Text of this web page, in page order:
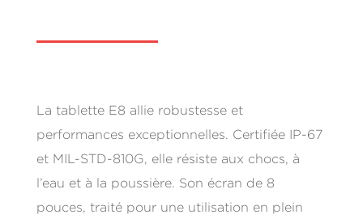
La tablette E8 allie robustesse et
performances exceptionnelles. Certifiée IP-67
et MIL-STD-810G, elle résiste aux chocs, à
l’eau et à la poussière. Son écran de 8
pouces, traité pour une utilisation en plein